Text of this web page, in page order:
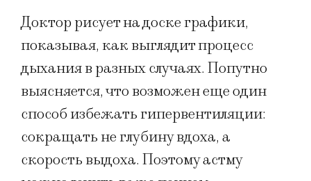
Доктор рисует на доске графики,
показывая, как выглядит процесс
дыхания в разных случаях. Попутно
выясняется, что возможен еще один
способ избежать гипервентиляции:
сокращать не глубину вдоха, а
скорость выдоха. Поэтому астму